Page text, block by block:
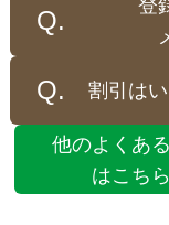
登
割引は
他のよくあ
はこちら